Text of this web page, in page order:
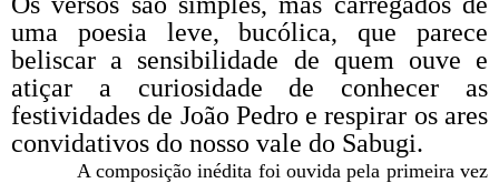
uma poesia leve, bucólica, que parece
beliscar a sensibilidade de quem ouve e
atiçar a curiosidade de conhecer as
festividades de João Pedro e respirar os ares
convidativos do nosso vale do Sabugi.
A composição inédita foi ouvida pela primeira vez